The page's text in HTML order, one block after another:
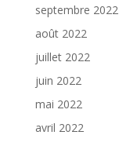
septembre 2022
août 2022
juillet 2022
juin 2022
mai 2022
avril 2022